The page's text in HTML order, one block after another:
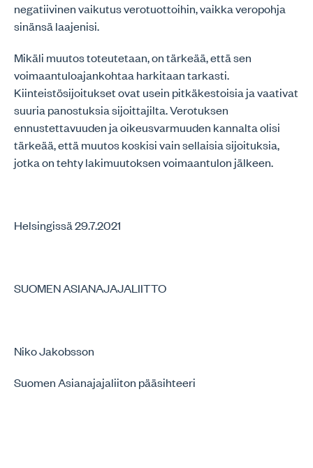
negatiivinen vaikutus verotuottoihin, vaikka veropohja
sinänsä laajenisi.
Mikäli muutos toteutetaan, on tärkeää, että sen
voimaantuloajankohtaa harkitaan tarkasti.
Kiinteistösijoitukset ovat usein pitkäkestoisia ja vaativat
suuria panostuksia sijoittajilta. Verotuksen
ennustettavuuden ja oikeusvarmuuden kannalta olisi
tärkeää, että muutos koskisi vain sellaisia sijoituksia,
jotka on tehty lakimuutoksen voimaantulon jälkeen.
Helsingissä 29.7.2021
SUOMEN ASIANAJAJALIITTO
Niko Jakobsson
Suomen Asianajajaliiton pääsihteeri